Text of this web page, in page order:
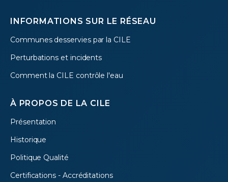
INFORMATIONS SUR LE RÉSEAU
Communes desservies par la CILE
Perturbations et incidents
Comment la CILE contrôle l'eau
À PROPOS DE LA CILE
Présentation
Historique
Politique Qualité
Certifications - Accréditations